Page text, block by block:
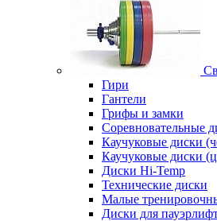
Гири
Гантели
Грифы и замки
Соревновательные
Каучуковые диски
Каучуковые диски
Диски Hi-Temp
Технические диски
Малые
Диски для